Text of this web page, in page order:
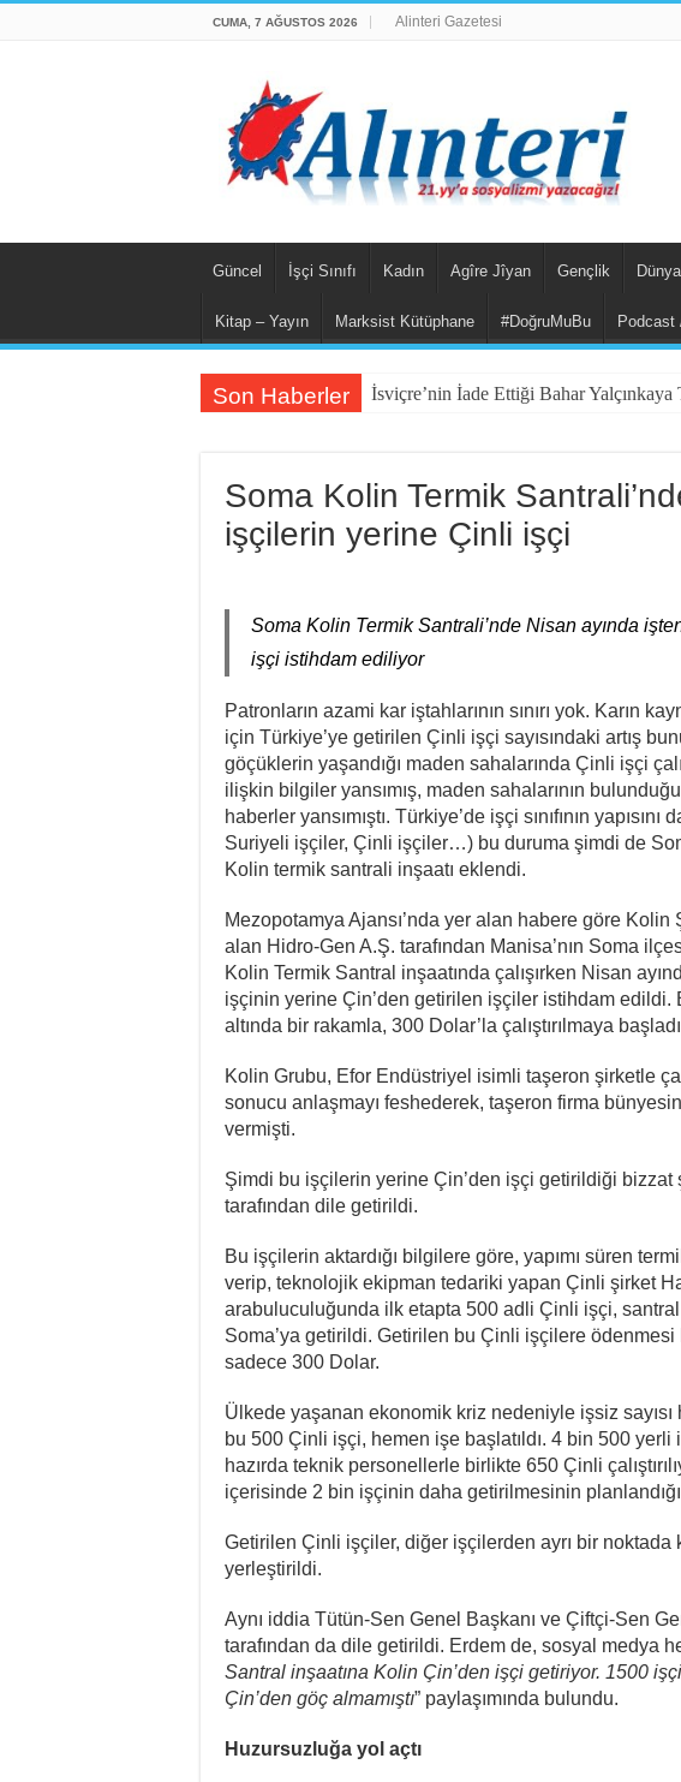
CUMA, 7 AĞUSTOS 2026 Alinteri Gazetesi
Güncel İşçi Sınıfı Kadın Agîre Jîyan Gençlik Dünya
Kitap – Yayın Marksist Kütüphane #DoğruMuBu Podcast
Son Haberler
İsviçre’nin İade Ettiği Bahar Yalçınkaya
Lenin: “Engels’in Yaşamı Her İşçi
Bir Mezar Taşı Peşinden 88 Yaşında
Stuttgart’ta Kadın Katliamı Girişimine
NATO Tutsakları Serbest Bırakılsın!
Sahel’den Ceuta’ya Yönelen Göç
Soma Kolin Termik
işçilerin yerine Çinli işçi
Soma Kolin Termik Santrali’nde Nisan ayında
işçi istihdam ediliyor
Patronların azami kar iştahlarının sınırı yok. Karın
için Türkiye’ye getirilen Çinli işçi sayısındaki artış
göçüklerin yaşandığı maden sahalarında Çinli işçi
ilişkin bilgiler yansımış, maden sahalarının
haberler yansımıştı. Türkiye’de işçi sınıfının
Suriyeli işçiler, Çinli işçiler…) bu duruma şimdi de
Kolin termik santrali inşaatı eklendi.
Mezopotamya Ajansı’nda yer alan habere göre
alan Hidro-Gen A.Ş. tarafından Manisa’nın Soma
Kolin Termik Santral inşaatında çalışırken Nisan
işçinin yerine Çin’den getirilen işçiler istihdam
altında bir rakamla, 300 Dolar’la çalıştırılmaya
Kolin Grubu, Efor Endüstriyel isimli taşeron şirketle
sonucu anlaşmayı feshederek, taşeron firma
vermişti.
Şimdi bu işçilerin yerine Çin’den işçi getirildiği bizzat
tarafından dile getirildi.
Bu işçilerin aktardığı bilgilere göre, yapımı süren
verip, teknolojik ekipman tedariki yapan Çinli şirket
arabuluculuğunda ilk etapta 500 adli Çinli işçi, santral
Soma’ya getirildi. Getirilen bu Çinli işçilere ödenmesi
sadece 300 Dolar.
Ülkede yaşanan ekonomik kriz nedeniyle işsiz
bu 500 Çinli işçi, hemen işe başlatıldı. 4 bin 500 yerli
hazırda teknik personellerle birlikte 650 Çinli
içerisinde 2 bin işçinin daha getirilmesinin
Getirilen Çinli işçiler, diğer işçilerden ayrı bir noktada
yerleştirildi.
Aynı iddia Tütün-Sen Genel Başkanı ve Çiftçi-Sen
tarafından da dile getirildi. Erdem de, sosyal medya
Santral inşaatına Kolin Çin’den işçi getiriyor. 1500
Çin’den göç almamıştı” paylaşımında bulundu.
Huzursuzluğa yol açtı